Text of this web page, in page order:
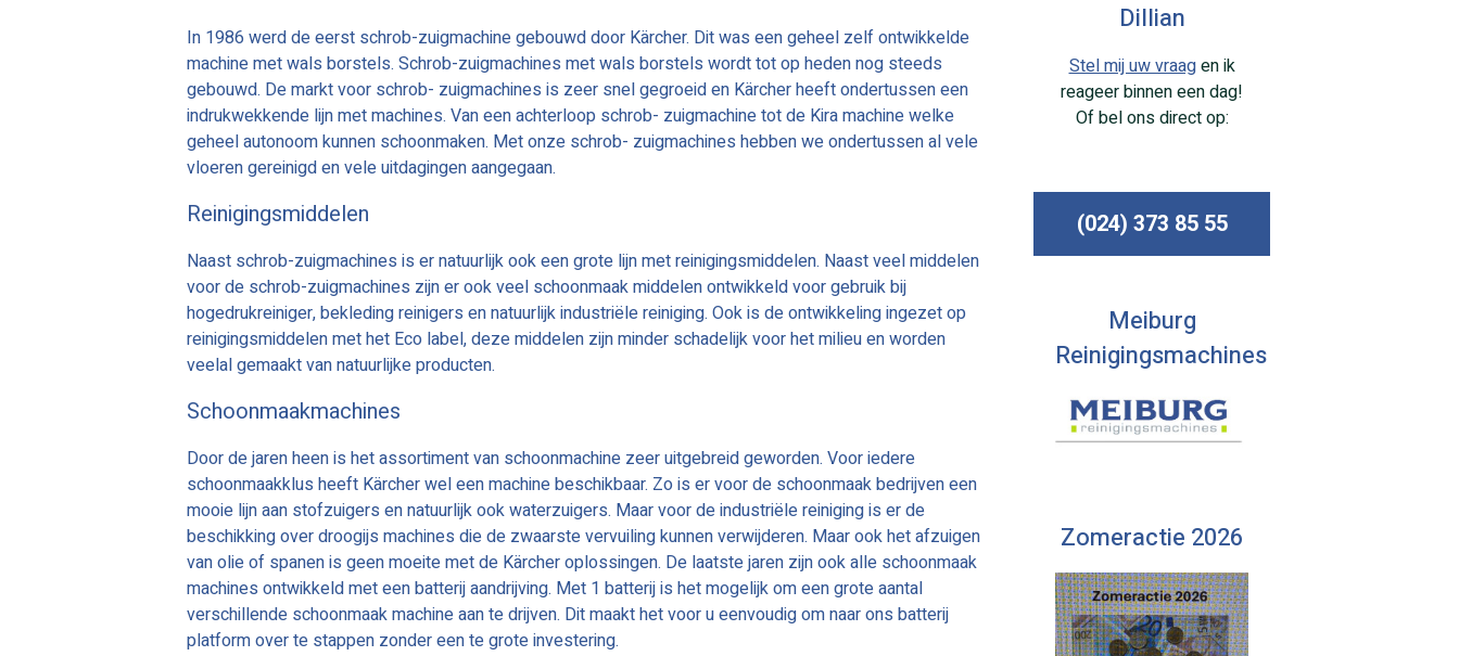
In 1986 werd de eerst schrob-zuigmachine gebouwd door Kärcher. Dit was een geheel zelf ontwikkelde
machine met wals borstels. Schrob-zuigmachines met wals borstels wordt tot op heden nog steeds
gebouwd. De markt voor schrob- zuigmachines is zeer snel gegroeid en Kärcher heeft ondertussen een
indrukwekkende lijn met machines. Van een achterloop schrob- zuigmachine tot de Kira machine welke
geheel autonoom kunnen schoonmaken. Met onze schrob- zuigmachines hebben we ondertussen al vele
vloeren gereinigd en vele uitdagingen aangegaan.
Reinigingsmiddelen
Naast schrob-zuigmachines is er natuurlijk ook een grote lijn met reinigingsmiddelen. Naast veel middelen
voor de schrob-zuigmachines zijn er ook veel schoonmaak middelen ontwikkeld voor gebruik bij
hogedrukreiniger, bekleding reinigers en natuurlijk industriële reiniging. Ook is de ontwikkeling ingezet op
reinigingsmiddelen met het Eco label, deze middelen zijn minder schadelijk voor het milieu en worden
veelal gemaakt van natuurlijke producten.
Schoonmaakmachines
Door de jaren heen is het assortiment van schoonmachine zeer uitgebreid geworden. Voor iedere
schoonmaakklus heeft Kärcher wel een machine beschikbaar. Zo is er voor de schoonmaak bedrijven een
mooie lijn aan stofzuigers en natuurlijk ook waterzuigers. Maar voor de industriële reiniging is er de
beschikking over droogijs machines die de zwaarste vervuiling kunnen verwijderen. Maar ook het afzuigen
van olie of spanen is geen moeite met de Kärcher oplossingen. De laatste jaren zijn ook alle schoonmaak
machines ontwikkeld met een batterij aandrijving. Met 1 batterij is het mogelijk om een grote aantal
verschillende schoonmaak machine aan te drijven. Dit maakt het voor u eenvoudig om naar ons batterij
platform over te stappen zonder een te grote investering.
Dillian
Stel mij uw vraagen ik
reageer binnen een dag!
Of bel ons direct op:
(024) 373 85 55
Meiburg
Reinigingsmachines
Zomeractie 2026